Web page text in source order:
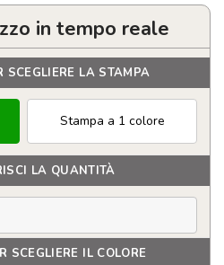
in tempo reale
SCEGLIERE LA STAMPA
Stampa a 1 colore
LA QUANTITÀ
SCEGLIERE IL COLORE